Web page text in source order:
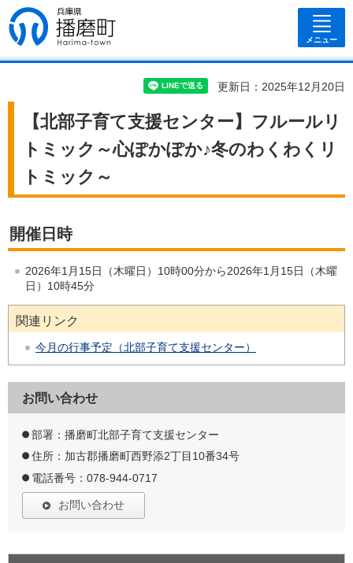
兵庫県 播磨
町
メニュー
更新日：2025年12月20日
【北部子育て支援センター】フルールリ
トミック～心ぽかぽか♪冬のわくわくリ
トミック～
開催日時
2026年1月15日（木曜日）10時00分から2026年1月15日（木曜
日）10時45分
関連リンク
今月の行事予定（北部子育て支援センター）
お問い合わせ
部署：播磨町北部子育て支援センター
住所：加古郡播磨町西野添2丁目10番34号
電話番号：078-944-0717
お問い合わせ